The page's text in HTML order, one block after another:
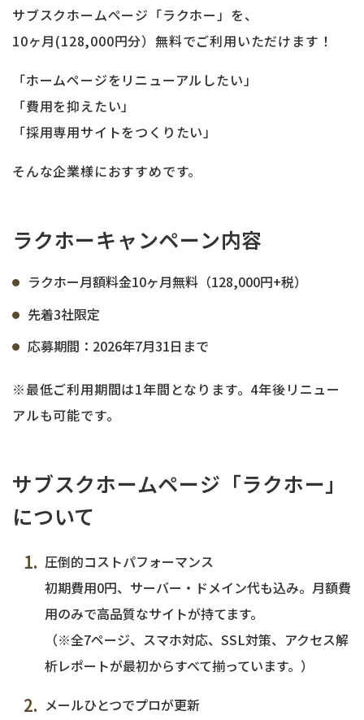
サブスクホームページ「ラクホー」を、
10ヶ月(128,000円分）無料でご利用いただけます！
「ホームページをリニューアルしたい」
「費用を抑えたい」
「採用専用サイトをつくりたい」
そんな企業様におすすめです。
ラクホーキャンペーン内容
ラクホー月額料金10ヶ月無料（128,000円+税）
先着3社限定
応募期間：2026年7月31日まで
※最低ご利用期間は1年間となります。4年後リニュー
アルも可能です。
サブスクホームページ「ラクホー」
について
圧倒的コストパフォーマンス
初期費用0円、サーバー・ドメイン代も込み。月額費
用のみで高品質なサイトが持てます。
（※全7ページ、スマホ対応、SSL対策、アクセス解
析レポートが最初からすべて揃っています。）
メールひとつでプロが更新